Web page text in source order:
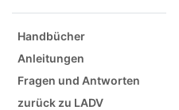
Handbücher
Anleitungen
Fragen und Antworten
zurück zu LADV